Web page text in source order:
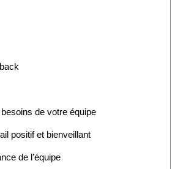
de votre équipe
positif et bienveillant
de l’équipe